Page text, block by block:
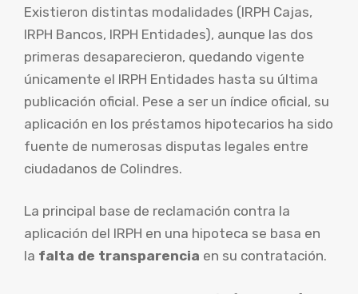
Existieron distintas modalidades (IRPH Cajas,
IRPH Bancos, IRPH Entidades), aunque las dos
primeras desaparecieron, quedando vigente
únicamente el IRPH Entidades hasta su última
publicación oficial. Pese a ser un índice oficial, su
aplicación en los préstamos hipotecarios ha sido
fuente de numerosas disputas legales entre
ciudadanos de Colindres.
La principal base de reclamación contra la
aplicación del IRPH en una hipoteca se basa en
la falta de transparencia en su contratación.